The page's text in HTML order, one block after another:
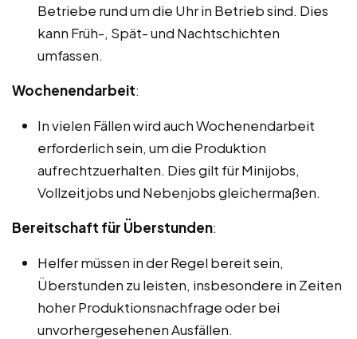
Betriebe rund um die Uhr in Betrieb sind. Dies
kann Früh-, Spät- und Nachtschichten
umfassen.
Wochenendarbeit:
In vielen Fällen wird auch Wochenendarbeit
erforderlich sein, um die Produktion
aufrechtzuerhalten. Dies gilt für Minijobs,
Vollzeitjobs und Nebenjobs gleichermaßen.
Bereitschaft für Überstunden:
Helfer müssen in der Regel bereit sein,
Überstunden zu leisten, insbesondere in Zeiten
hoher Produktionsnachfrage oder bei
unvorhergesehenen Ausfällen.